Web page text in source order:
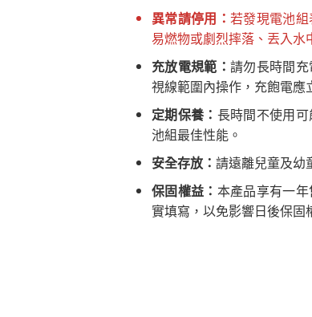
異常請停用： 若發現電池
易燃物或劇烈摔落、丟入水
充放電規範： 請勿長時間
視線範圍內操作，充飽電應
定期保養： 長時間不使用
池組最佳性能。
安全存放： 請遠離兒童及幼
保固權益： 本產品享有一
實填寫，以免影響日後保固